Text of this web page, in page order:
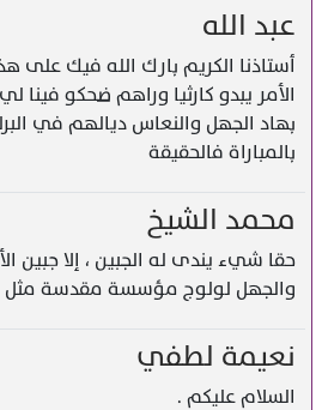
عبد الله
أستاذنا الكريم بارك الله فيك على
الأمر يبدو كارثيا وراهم ضحكو
بهاد الجهل والنعاس ديالهم في
بالمباراة فالحقيقة
محمد الشيخ
حقا شيء يندى له الجبين ، إلا جبين
والجهل لولوج مؤسسة مقدسة مثل
نعيمة لطفي
السلام عليكم .